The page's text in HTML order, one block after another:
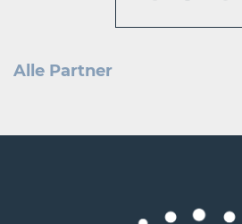
Alle Partner